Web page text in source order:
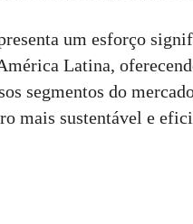
um esforço
Latina,
segmentos do
mais sustentável e